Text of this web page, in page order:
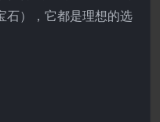
石），它都是理想的选